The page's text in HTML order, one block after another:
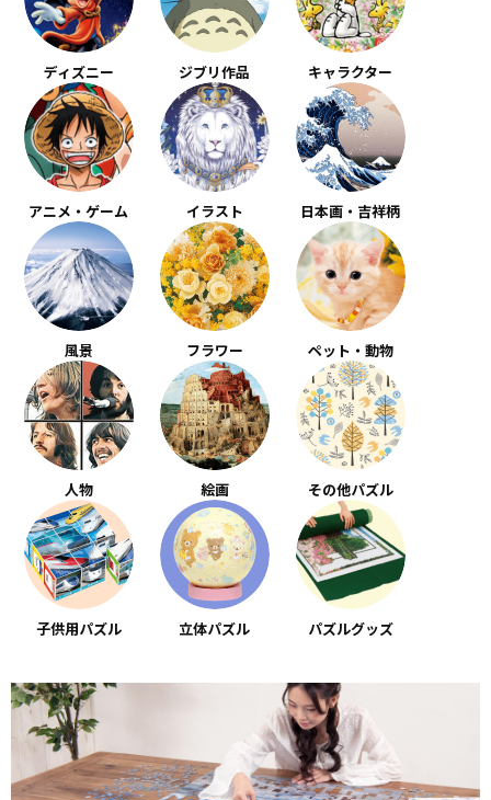
ディズニー ジブリ作品 キャラクター
アニメ・ゲーム イラスト 日本画・吉祥柄
風景 フラワー ペット・動物
人物 絵画 その他パズル
子供用パズル 立体パズル パズルグッズ